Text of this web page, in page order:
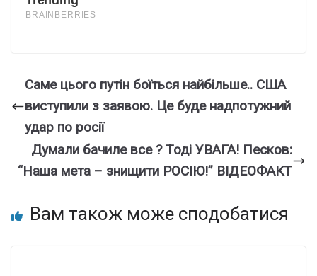
Саме цього путін боїться найбільше.. США
виступили з заявою. Це буде надпотужний
удар по росії
Думали бачиле все ? Тоді УВАГА! Песков:
“Наша мета – знищити РОСІЮ!” ВІДЕОФАКТ
Вам також може сподобатися